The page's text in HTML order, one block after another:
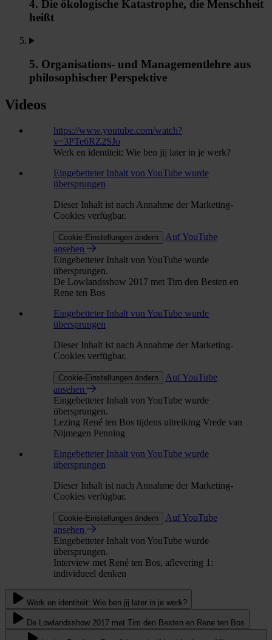
4. Die ökologische Katastrophe, die Menschheit
heißt
5. Organisations- und Managementlehre aus
philosophischer Perspektive
Videos
https://www.youtube.com/watch?
v=3PTe6RZ2SJo
Werk en identiteit: Wie ben jij later in je werk?
Eingebetteter Inhalt von YouTube wurde
übersprungen
Dieser Inhalt ist nach Annahme der Marketing-
Cookies verfügbar.
Cookie-Einstellungen ändern
Auf YouTube
ansehen
Eingebetteter Inhalt von YouTube wurde
übersprungen.
De Lowlandsshow 2017 met Tim den Besten en
Rene ten Bos
Eingebetteter Inhalt von YouTube wurde
übersprungen
Dieser Inhalt ist nach Annahme der Marketing-
Cookies verfügbar.
Cookie-Einstellungen ändern
Auf YouTube
ansehen
Eingebetteter Inhalt von YouTube wurde
übersprungen.
Lezing René ten Bos tijdens uitreiking Vrede van
Nijmegen Penning
Eingebetteter Inhalt von YouTube wurde
übersprungen
Dieser Inhalt ist nach Annahme der Marketing-
Cookies verfügbar.
Cookie-Einstellungen ändern
Auf YouTube
ansehen
Eingebetteter Inhalt von YouTube wurde
übersprungen.
Interview met René ten Bos, aflevering 1:
individueel denken
Werk en identiteit: Wie ben jij later in je werk?
De Lowlandsshow 2017 met Tim den Besten en Rene ten Bos